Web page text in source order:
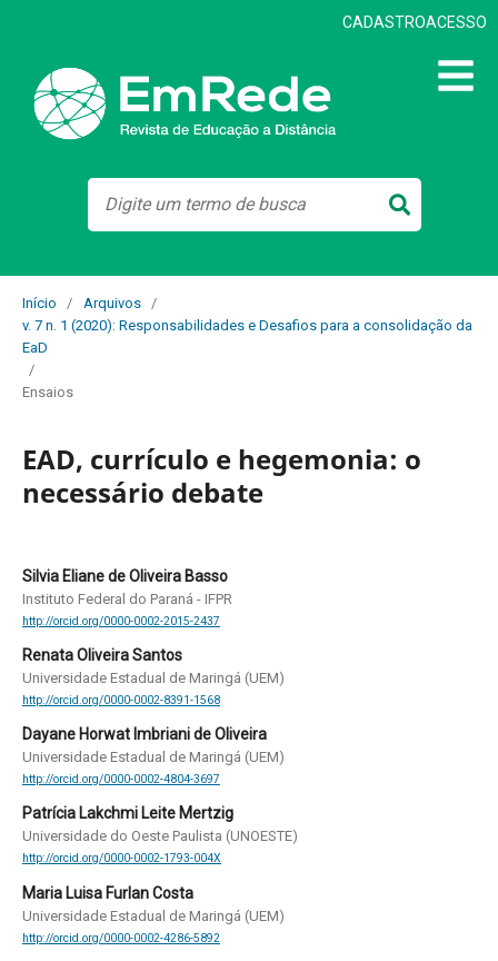
CADASTROACESSO
Início / Arquivos
/
v. 7 n. 1 (2020): Responsabilidades e Desafios para a consolidação da
EaD
/
Ensaios
EAD, currículo e hegemonia: o
necessário debate
Silvia Eliane de Oliveira Basso
Instituto Federal do Paraná - IFPR
http://orcid.org/0000-0002-2015-2437
Renata Oliveira Santos
Universidade Estadual de Maringá (UEM)
http://orcid.org/0000-0002-8391-1568
Dayane Horwat Imbriani de Oliveira
Universidade Estadual de Maringá (UEM)
http://orcid.org/0000-0002-4804-3697
Patrícia Lakchmi Leite Mertzig
Universidade do Oeste Paulista (UNOESTE)
http://orcid.org/0000-0002-1793-004X
Maria Luisa Furlan Costa
Universidade Estadual de Maringá (UEM)
http://orcid.org/0000-0002-4286-5892